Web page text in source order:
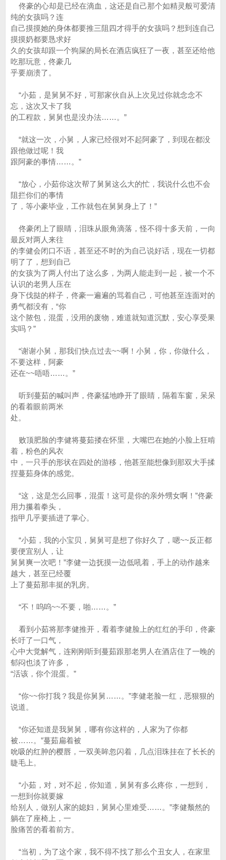
佟豪的心却是已经在滴血，这还是自己那个如精灵般可爱清
纯的女孩吗？连
自己摸摸她的身体都要推三阻四才得手的女孩吗？想到连自己
摸摸奶都要恳求好
久的女孩却跟一个狗屎的局长在酒店疯狂了一夜，甚至还给他
吃那玩意，佟豪几
乎要崩溃了。
“小茹，是舅舅不好，可那家伙自从上次见过你就念念不
忘，这次又卡了我
的工程款，舅舅也是没办法……。”
“就这一次，小舅，人家已经很对不起阿豪了，到现在都没
跟他做过呢！我
跟阿豪的事情……。”
“放心，小茹你这次帮了舅舅这么大的忙，我说什么也不会
阻拦你们的事情
了，等小豪毕业，工作就包在舅舅身上了！”
佟豪闭上了眼睛，泪珠从眼角滴落，怪不得十多天前，一向
最反对两人来往
的李健会闭口不语，甚至还不时的为自己说好话，现在一切都
明了了，想到自己
的女孩为了两人付出了这么多，为两人能走到一起，被一个不
认识的老男人压在
身下伐挞的样子，佟豪一遍遍的骂着自己，可他甚至连面对的
勇气都没有，“你
这个脓包，混蛋，没用的废物，难道就知道沉默，安心享受果
实吗？”
“谢谢小舅，那我们快点过去~~啊！小舅，你，你做什么，
不要这样，阿豪
还在~~唔唔……。”
听到蔓茹的喊叫声，佟豪猛地睁开了眼睛，隔着车窗，呆呆
的看着眼前两米
处。
败顶肥脸的李健将蔓茹搂在怀里，大嘴巴在她的小脸上狂啃
着，粉色的风衣
中，一只手的形状在四处的游移，他甚至能想像到那双大手揉
捏蔓茹身体的感觉。
“这，这是怎么回事，混蛋！这可是你的亲外甥女啊！”佟豪
用力攥着拳头，
指甲几乎要插进了掌心。
“小茹，我的小宝贝，舅舅可是想了你好久了，嗯~~反正都
要便宜别人，让
舅舅爽一次吧！”李健一边抚摸一边低吼着，手上的动作越来
越大，甚至已经覆
上了蔓茹那丰挺的乳房。
“不！呜呜~~不要，啪……。”
看到小茹将那李健推开，看着李健脸上的红红的手印，佟豪
长吁了一口气，
心中大觉解气，连刚刚听到蔓茹跟那老男人在酒店住了一晚的
郁闷也淡了许多，
“活该，你个混蛋。”
“你~~你打我？我是你舅舅……。”李健老脸一红，恶狠狠的
说道。
“你还知道是我舅舅，哪有你这样的，人家为了你都
被……。”蔓茹扁着被
吮吸的红肿的樱唇，一双美眸忽闪着，几点泪珠挂在了长长的
睫毛上。
“小茹，对，对不起，你知道，舅舅有多么疼你，一想到，
一想到你就要嫁
给别人，做别人家的媳妇，舅舅心里难受……。”李健颓然的
躺在了座椅上，一
脸痛苦的看着前方。
“当初，为了这个家，我不得不找了那么个丑女人，在家里